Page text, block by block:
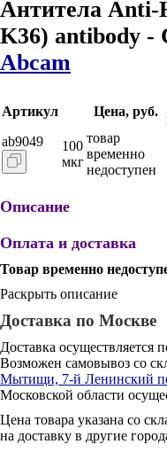
Антитела Anti-
K36) antibody -
Abcam
Артикул Цена, руб.
ab9049
100
мкг
товар
временно
недоступен
Описание
Оплата и доставка
Товар временно
Раскрыть описание
Доставка по Москве
Доставка осуществляется
Возможен самовывоз со
Мытищи, 7-й Ленинский
Московской области
Цена товара указана со
на доставку в другие